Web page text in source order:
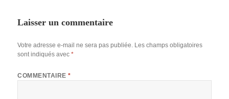
Laisser un commentaire
Votre adresse e-mail ne sera pas publiée. Les champs obligatoires
sont indiqués avec*
COMMENTAIRE*